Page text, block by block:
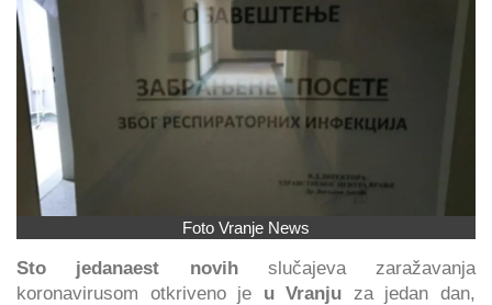
Foto Vranje News
Sto jedanaest novihslučajeva zaražavanja
koronavirusom otkriveno je u Vranju za jedan dan,